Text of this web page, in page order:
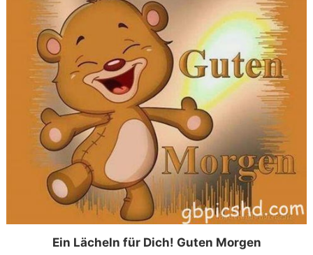
Ein Lächeln für Dich! Guten Morgen